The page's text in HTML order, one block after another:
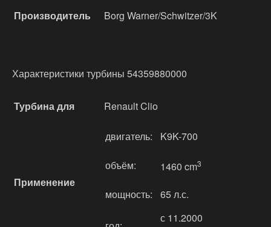
Производитель Borg Warner/Schwitzer/3K
Характеристики турбины 54359880000
Турбина для Renault Clio
Применение
двигатель: K9K-700
объём: 1460 cm3
мощность: 65 л.с.
с 11.2000